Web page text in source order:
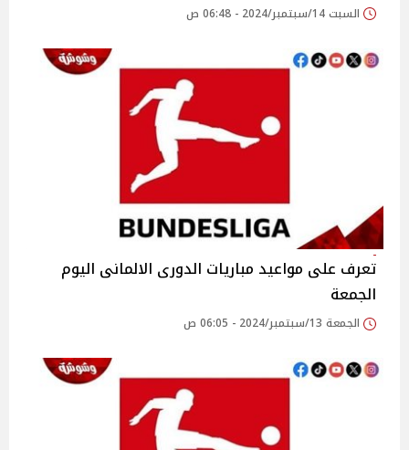
السبت 14/سبتمبر/2024 - 06:48 ص
تعرف على مواعيد مباريات الدورى الالمانى اليوم
الجمعة
الجمعة 13/سبتمبر/2024 - 06:05 ص